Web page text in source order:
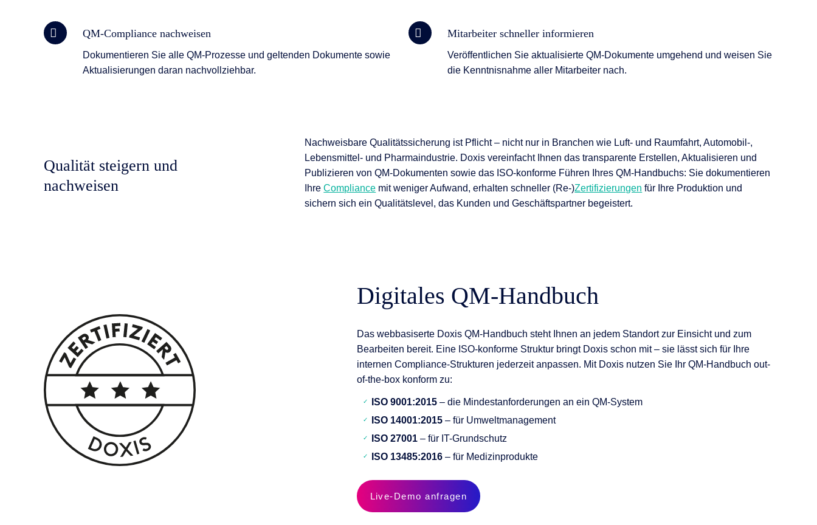
QM-Compliance nachweisen
Dokumentieren Sie alle QM-Prozesse und geltenden Dokumente sowie
Aktualisierungen daran nachvollziehbar.
Mitarbeiter schneller informieren
Veröffentlichen Sie aktualisierte QM-Dokumente umgehend und weisen Sie
die Kenntnisnahme aller Mitarbeiter nach.
Qualität steigern und
nachweisen
Nachweisbare Qualitätssicherung ist Pflicht – nicht nur in Branchen wie Luft- und Raumfahrt, Automobil-,
Lebensmittel- und Pharmaindustrie. Doxis vereinfacht Ihnen das transparente Erstellen, Aktualisieren und
Publizieren von QM-Dokumenten sowie das ISO-konforme Führen Ihres QM-Handbuchs: Sie dokumentieren
IhreCompliance mit weniger Aufwand, erhalten schneller (Re-)Zertifizierungen für Ihre Produktion und
sichern sich ein Qualitätslevel, das Kunden und Geschäftspartner begeistert.
Digitales QM-Handbuch
Das webbasiserte Doxis QM-Handbuch steht Ihnen an jedem Standort zur Einsicht und zum
Bearbeiten bereit. Eine ISO-konforme Struktur bringt Doxis schon mit – sie lässt sich für Ihre
internen Compliance-Strukturen jederzeit anpassen. Mit Doxis nutzen Sie Ihr QM-Handbuch out-
of-the-box konform zu:
ISO 9001:2015– die Mindestanforderungen an ein QM-System
ISO 14001:2015– für Umweltmanagement
ISO 27001– für IT-Grundschutz
ISO 13485:2016– für Medizinprodukte
Live-Demo anfragen